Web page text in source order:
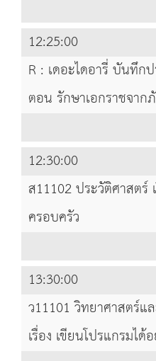
12:25:00
R : เดอะไดอารี่ บันทึก
ตอน รักษาเอกราชจา
12:30:00
ส11102 ประวัติศาสตร์
ครอบครัว
13:30:00
ว11101 วิทยาศาสตร์แ
เรื่อง เขียนโปรแกรมได้